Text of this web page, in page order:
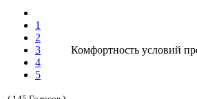
1
2
3
4
5
Комфортность условий